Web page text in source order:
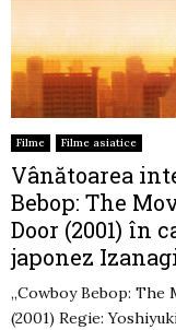
Filme Filme asiatice
Vânătoarea
Bebop: The
Door (2001) în
japonez
„Cowboy Bebop: The
(2001) Regie: